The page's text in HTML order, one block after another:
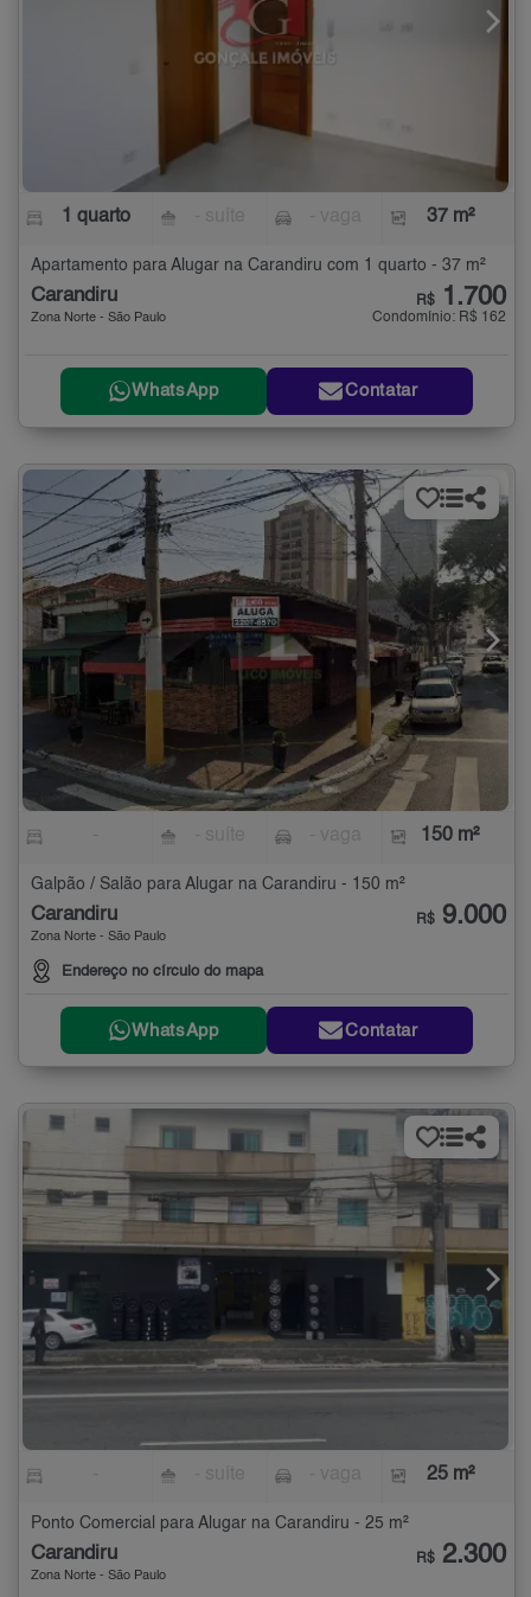
1 quarto 37 m²
Apartamento para Alugar na Carandiru com 1 quarto - 37 m²
Carandiru
Zona Norte - São Paulo
R$ 1.700
Condomínio: R$ 162
WhatsApp Contatar
150 m²
Galpão / Salão para Alugar na Carandiru - 150 m²
Carandiru
Zona Norte - São Paulo
Endereço no círculo do mapa
R$ 9.000
WhatsApp Contatar
25 m²
Ponto Comercial para Alugar na Carandiru - 25 m²
Carandiru
Zona Norte - São Paulo
R$ 2.300